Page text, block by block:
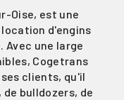
Oise, est une
d'engins
une large
Cogetrans
clients, qu'il
bulldozers, de